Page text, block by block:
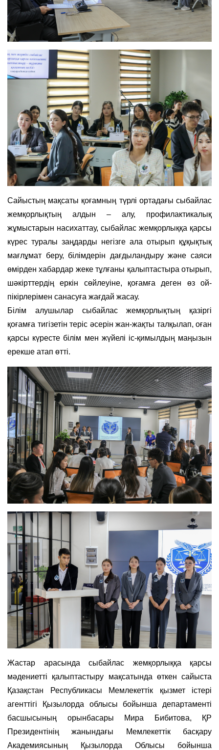
Сайыстың мақсаты қоғамның түрлі ортадағы сыбайлас
жемқорлықтың алдын – алу, профилактикалық
жұмыстарын насихаттау, сыбайлас жемқорлыққа қарсы
күрес туралы заңдарды негізге ала отырып құқықтық
мағлұмат беру, білімдерін дағдыландыру және саяси
өмірден хабардар жеке тұлғаны қалыптастыра отырып,
шәкірттердің еркін сөйлеуіне, қоғамға деген өз ой-
пікірлерімен санасуға жағдай жасау.
Білім алушылар сыбайлас жемқорлықтың қазіргі
қоғамға тигізетін теріс әсерін жан-жақты талқылап, оған
қарсы күресте білім мен жүйелі іс-қимылдың маңызын
ерекше атап өтті.
Жастар арасында сыбайлас жемқорлыққа қарсы
мәдениетті қалыптастыру мақсатында өткен сайыста
Қазақстан Республикасы Мемлекеттік қызмет істері
агенттігі Қызылорда облысы бойынша департаменті
басшысының орынбасары Мира Бибитова, ҚР
Президентінің жанындағы Мемлекеттік басқару
Академиясының Қызылорда Облысы бойынша